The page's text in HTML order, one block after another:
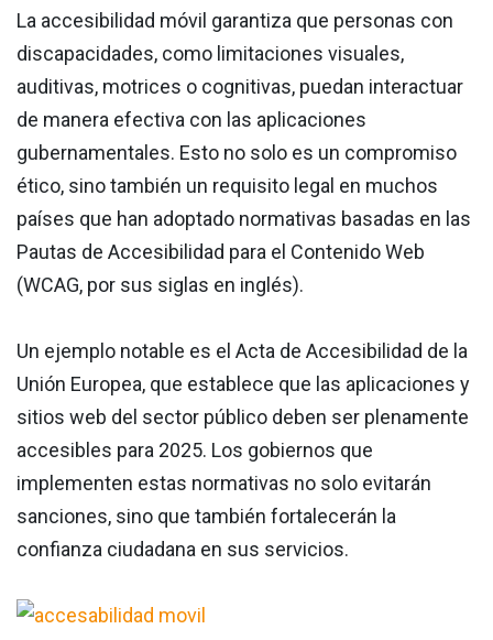
La accesibilidad móvil garantiza que personas con
discapacidades, como limitaciones visuales,
auditivas, motrices o cognitivas, puedan interactuar
de manera efectiva con las aplicaciones
gubernamentales. Esto no solo es un compromiso
ético, sino también un requisito legal en muchos
países que han adoptado normativas basadas en las
Pautas de Accesibilidad para el Contenido Web
(WCAG, por sus siglas en inglés).
Un ejemplo notable es el Acta de Accesibilidad de la
Unión Europea, que establece que las aplicaciones y
sitios web del sector público deben ser plenamente
accesibles para 2025. Los gobiernos que
implementen estas normativas no solo evitarán
sanciones, sino que también fortalecerán la
confianza ciudadana en sus servicios.